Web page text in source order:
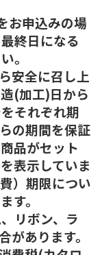
お申込みの場
終日になる
。
安全に召し上
(加工)日から
それぞれ期
の期間を保証
品がセット
表示していま
）期限につい
す。
リボン、ラ
あります。